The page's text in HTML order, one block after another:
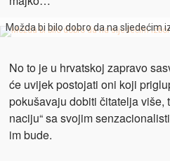
Možda bi bilo dobro da na sljedećim
No to je u hrvatskoj zapravo
će uvijek postojati oni koji
pokušavaju dobiti čitatelja više,
naciju“ sa svojim
im bude.